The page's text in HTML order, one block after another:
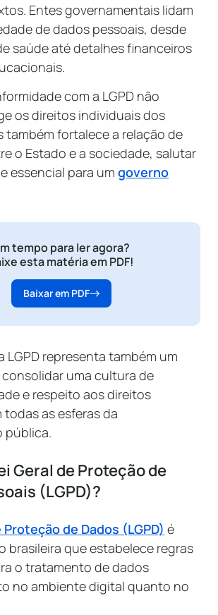
Entes governamentais lidam
de dados pessoais, desde
saúde até detalhes financeiros
com a LGPD não
os direitos individuais dos
também fortalece a relação de
o Estado e a sociedade, salutar
essencial para um governo
tempo para ler agora?
esta matéria em PDF!
Baixar em PDF
LGPD representa também um
uma cultura de
e respeito aos direitos
todas as esferas da
pública.
Geral de Proteção de
(LGPD)?
Proteção de Dados (LGPD) é
brasileira que estabelece regras
o tratamento de dados
no ambiente digital quanto no